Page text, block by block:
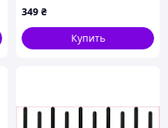
349 ₴
Купить